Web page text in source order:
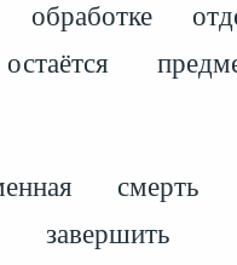
обработке